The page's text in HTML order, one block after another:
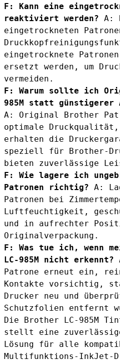
F: Kann eine
reaktiviert werden? A:
eingetrockneten
eingetrocknete
ersetzt werden, um
vermeiden.
F: Warum sollte ich
985M statt günstigerer
A: Original Brother
optimale
erhalten die
speziell für Brother-
bieten zuverlässige
F: Wie lagere ich
Patronen richtig? A:
Patronen bei
Luftfeuchtigkeit,
und in aufrechter
Originalverpackung.
F: Was tue ich, wenn
LC-985M nicht erkennt?
Patrone erneut ein,
Kontakte vorsichtig,
Drucker neu und
Schutzfolien entfernt
Die Brother LC-985M
stellt eine
Lösung für alle
Multifunktions-InkJet-